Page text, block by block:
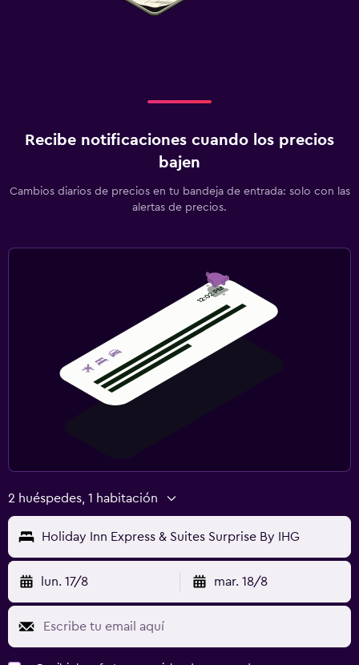
Recibe notificaciones cuando los precios
bajen
Cambios diarios de precios en tu bandeja de entrada: solo con las
alertas de precios.
2 huéspedes, 1 habitación
Holiday Inn Express & Suites Surprise By IHG
lun. 17/8 mar. 18/8